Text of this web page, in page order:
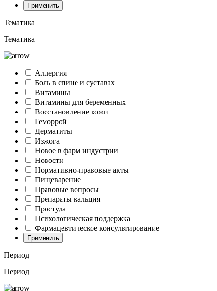
Применить
Тематика
Тематика
Аллергия
Боль в спине и суставах
Витамины
Витамины для беременных
Восстановление кожи
Геморрой
Дерматиты
Изжога
Новое в фарм индустрии
Новости
Нормативно-правовые акты
Пищеварение
Правовые вопросы
Препараты кальция
Простуда
Психологическая поддержка
Фармацевтическое консультирование
Применить
Период
Период